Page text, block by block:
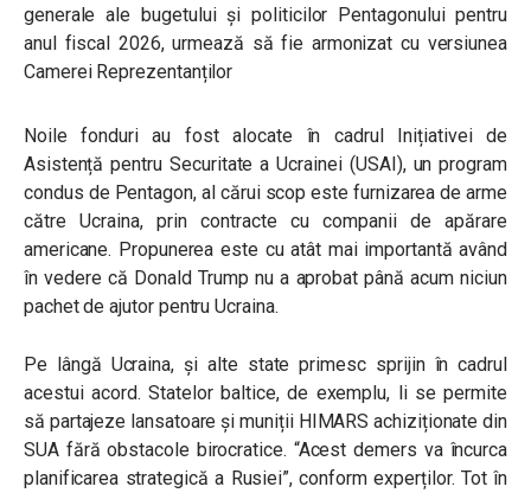
generale ale bugetului și politicilor Pentagonului pentru
anul fiscal 2026, urmează să fie armonizat cu versiunea
Camerei Reprezentanților
Noile fonduri au fost alocate în cadrul Inițiativei de
Asistență pentru Securitate a Ucrainei (USAI), un program
condus de Pentagon, al cărui scop este furnizarea de arme
către Ucraina, prin contracte cu companii de apărare
americane. Propunerea este cu atât mai importantă având
în vedere că Donald Trump nu a aprobat până acum niciun
pachet de ajutor pentru Ucraina.
Pe lângă Ucraina, și alte state primesc sprijin în cadrul
acestui acord. Statelor baltice, de exemplu, li se permite
să partajeze lansatoare și muniții HIMARS achiziționate din
SUA fără obstacole birocratice. “Acest demers va încurca
planificarea strategică a Rusiei”, conform experților. Tot în